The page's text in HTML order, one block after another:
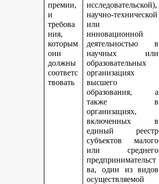
премии,
и
требова
ния,
которым
они
должны
соответс
твовать
исследовательской),
научно-технической
или
инновационной
деятельностью в
научных или
образовательных
организациях
высшего
образования, а
также в
организациях,
включенных в
единый реестр
субъектов малого
или среднего
предпринимательст
ва, один из видов
осуществляемой